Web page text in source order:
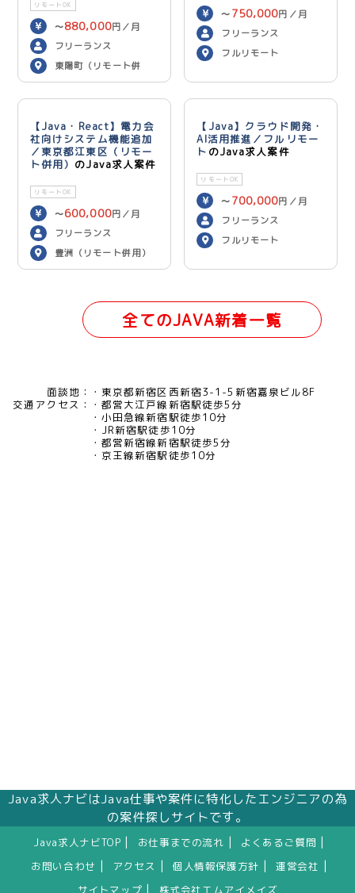
リモートOK
〜880,000円／月
フリーランス
東陽町（リモート併
用）
〜 750,000円／月
フリーランス
フルリモート
【Java・React】電力会
社向けシステム機能追加
／東京都江東区（リモー
ト併用） のJava求人案件
リモートOK
〜600,000円／月
フリーランス
豊洲（リモート併用）
【Java】クラウド開発・
AI活用推進／フルリモー
ト のJava求人案件
リモートOK
〜 700,000円／月
フリーランス
フルリモート
全てのJAVA新着一覧
面談地：
東京都新宿区西新宿3-1-5新宿嘉泉ビル8F
交通アクセス：
都営大江戸線新宿駅徒歩5分
小田急線新宿駅徒歩10分
JR新宿駅徒歩10分
都営新宿線新宿駅徒歩5分
京王線新宿駅徒歩10分
Java求人ナビはJava仕事や案件に特化したエンジニアの為
の案件探しサイトです。
Java求人ナビTOP お仕事までの流れ よくあるご質問
お問い合わせ アクセス 個人情報保護方針 運営会社
サイトマップ 株式会社エムアイメイズ